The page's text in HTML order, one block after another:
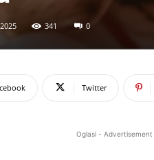
341 0
Twitter
Oglasi - Advertisement